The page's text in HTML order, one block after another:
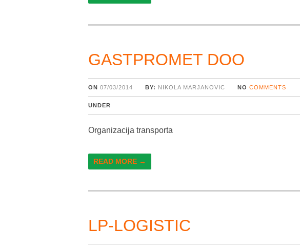
GASTPROMET DOO
ON 07/03/2014 BY: NIKOLA MARJANOVIC NO COMMENTS
UNDER
Organizacija transporta
READ MORE →
LP-LOGISTIC